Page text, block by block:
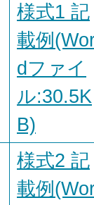
様式1 記
載例
dファイ
ル:30.5K
B)
様式2 記
載例